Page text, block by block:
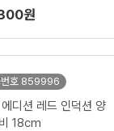
원
번호 859996
디션 레드 인덕션 양
18cm